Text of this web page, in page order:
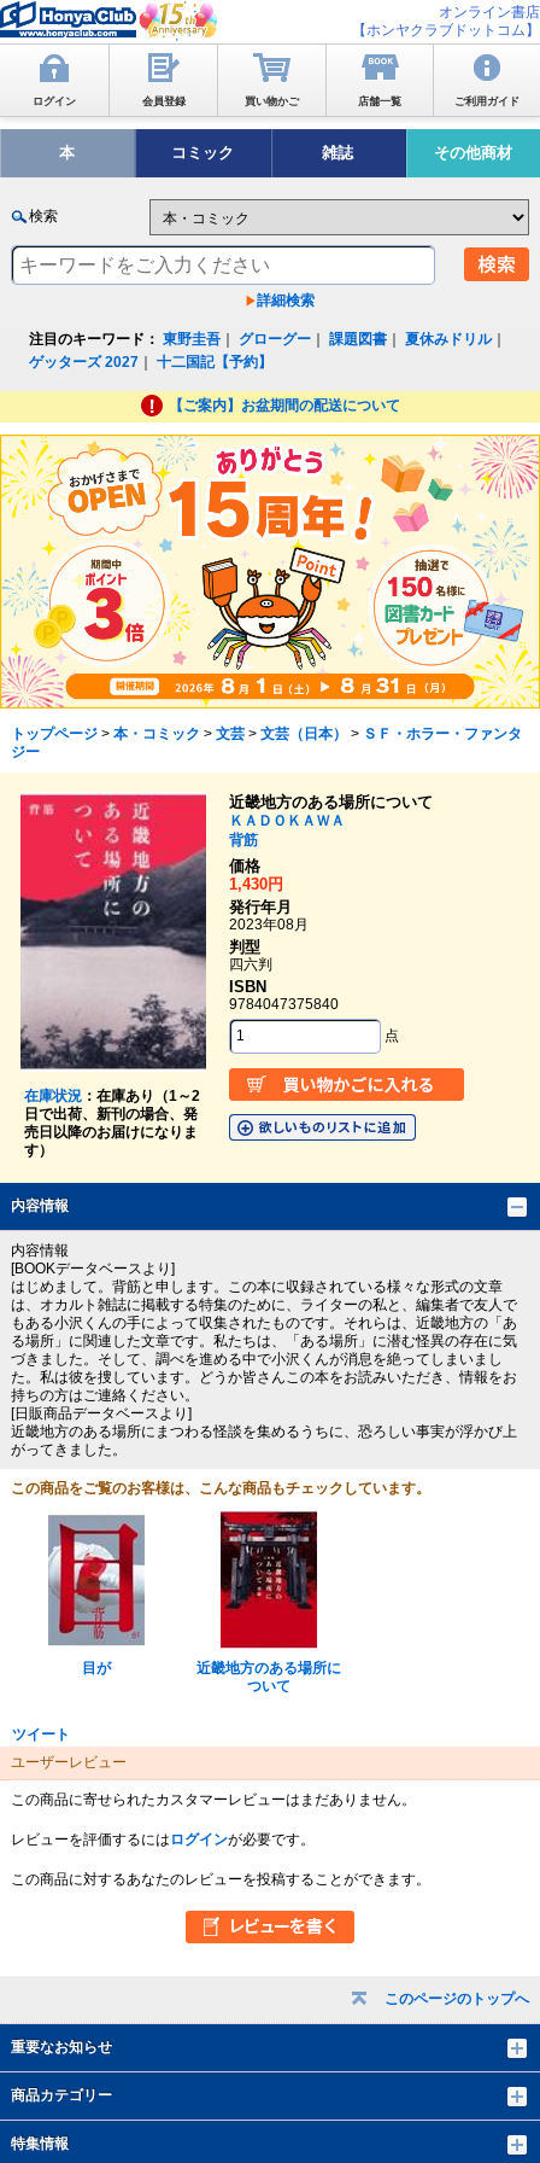
オンライン書店
【ホンヤクラブドットコム】
ログイン 会員登録 買い物かご 店舗一覧 ご利用ガイド
本 コミック 雑誌 その他商材
検索
詳細検索
注目のキーワード： 東野圭吾 グローグー ｜課題図書 ｜夏休みドリル｜
ゲッターズ 2027 ｜十二国記【予約】
【ご案内】お盆期間の配送について
このページのトップへ
重要なお知らせ
商品カテゴリー
特集情報
トップページ> 本・コミック > 文芸> 文芸（日本） > ＳＦ・ホラー・ファンタ
ジー
在庫状況：在庫あり（1～2
日で出荷、新刊の場合、発
売日以降のお届けになりま
す）
近畿地方のある場所について
ＫＡＤＯＫＡＷＡ
背筋
価格
1,430円
発行年月
2023年08月
判型
四六判
ISBN
9784047375840
点
内容情報
内容情報
[BOOKデータベースより]
はじめまして。背筋と申します。この本に収録されている様々な形式の文章
は、オカルト雑誌に掲載する特集のために、ライターの私と、編集者で友人で
もある小沢くんの手によって収集されたものです。それらは、近畿地方の「あ
る場所」に関連した文章です。私たちは、「ある場所」に潜む怪異の存在に気
づきました。そして、調べを進める中で小沢くんが消息を絶ってしまいまし
た。私は彼を捜しています。どうか皆さんこの本をお読みいただき、情報をお
持ちの方はご連絡ください。
[日販商品データベースより]
近畿地方のある場所にまつわる怪談を集めるうちに、恐ろしい事実が浮かび上
がってきました。
この商品をご覧のお客様は、こんな商品もチェックしています。
目が
近畿地方のある場所に
ついて
ツイート
ユーザーレビュー
この商品に寄せられたカスタマーレビューはまだありません。
レビューを評価するには ログインが必要です。
この商品に対するあなたのレビューを投稿することができます。